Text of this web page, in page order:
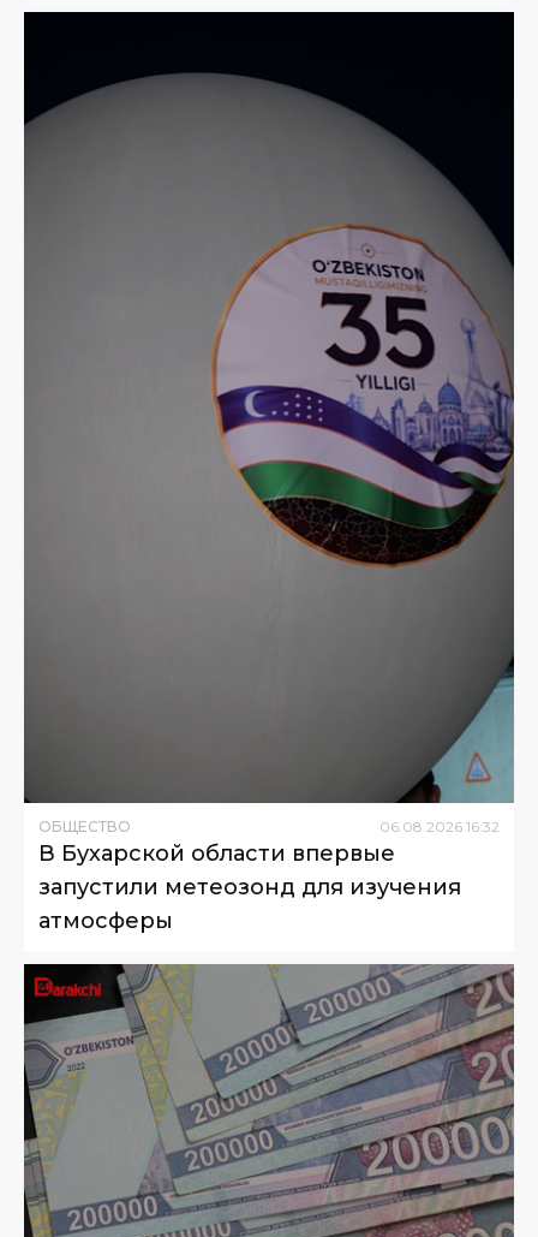
ОБЩЕСТВО 06.08.2026 16:32
В Бухарской области впервые
запустили метеозонд для изучения
атмосферы